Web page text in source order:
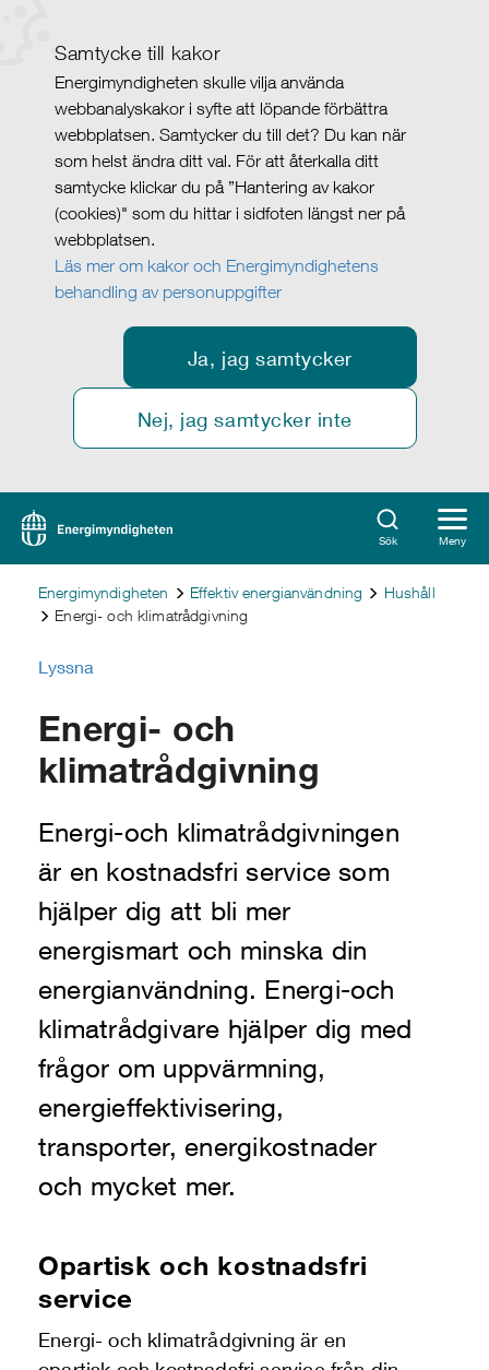
Samtycke till kakor
Energimyndigheten skulle vilja använda
webbanalyskakor i syfte att löpande förbättra
webbplatsen. Samtycker du till det? Du kan när
som helst ändra ditt val. För att återkalla ditt
samtycke klickar du på ”Hantering av kakor
(cookies)" som du hittar i sidfoten längst ner på
webbplatsen.
Läs mer om kakor och Energimyndighetens
behandling av personuppgifter
Ja, jag samtycker
Nej, jag samtycker inte
Sök Meny
Energimyndigheten Effektiv energianvändning
Hushåll
Energi- och klimatrådgivning
Lyssna
Energi- och
klimatrådgivning
Energi-och klimatrådgivningen
är en kostnadsfri service som
hjälper dig att bli mer
energismart och minska din
energianvändning. Energi-och
klimatrådgivare hjälper dig med
frågor om uppvärmning,
energieffektivisering,
transporter, energikostnader
och mycket mer.
Opartisk och kostnadsfri
service
Energi- och klimatrådgivning är en